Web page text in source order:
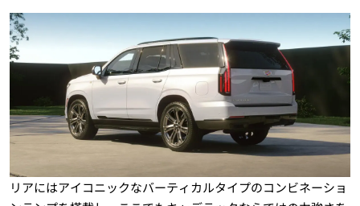
リアにはアイコニックなバーティカルタイプのコンビネーショ